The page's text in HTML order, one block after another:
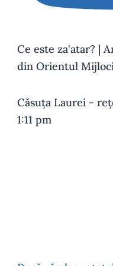
Ce este za'atar? |
din Orientul
Căsuța Laurei -
1:11 pm